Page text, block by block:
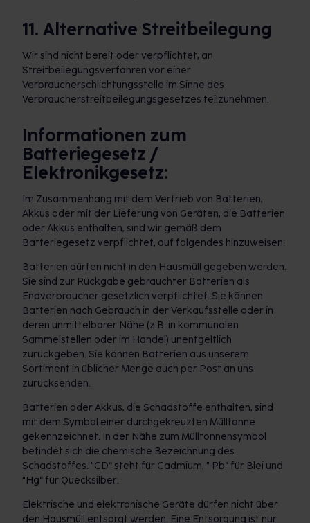
11. Alternative Streitbeilegung
Wir sind nicht bereit oder verpflichtet, an
Streitbeilegungsverfahren vor einer
Verbraucherschlichtungsstelle im Sinne des
Verbraucherstreitbeilegungsgesetzes teilzunehmen.
Informationen zum
Batteriegesetz /
Elektronikgesetz:
Im Zusammenhang mit dem Vertrieb von Batterien,
Akkus oder mit der Lieferung von Geräten, die Batterien
oder Akkus enthalten, sind wir gemäß dem
Batteriegesetz verpflichtet, auf folgendes hinzuweisen:
Batterien dürfen nicht in den Hausmüll gegeben werden.
Sie sind zur Rückgabe gebrauchter Batterien als
Endverbraucher gesetzlich verpflichtet. Sie können
Batterien nach Gebrauch in der Verkaufsstelle oder in
deren unmittelbarer Nähe (z.B. in kommunalen
Sammelstellen oder im Handel) unentgeltlich
zurückgeben. Sie können Batterien aus unserem
Sortiment in üblicher Menge auch per Post an uns
zurücksenden.
Batterien oder Akkus, die Schadstoffe enthalten, sind
mit dem Symbol einer durchgekreuzten Mülltonne
gekennzeichnet. In der Nähe zum Mülltonnensymbol
befindet sich die chemische Bezeichnung des
Schadstoffes. "CD“ steht für Cadmium, " Pb“ für Blei und
"Hg“ für Quecksilber.
Elektrische und elektronische Geräte dürfen nicht über
den Hausmüll entsorgt werden. Eine Entsorgung ist nur